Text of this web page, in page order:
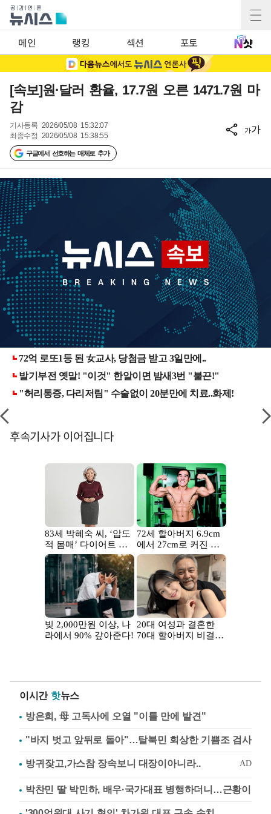
메인 랭킹 섹션 포토
[속보]원·달러 환율, 17.7원 오른 1471.7원 마
감
기사등록 2026/05/08 15:32:07
최종수정 2026/05/08 15:38:55
구글에서 선호하는 매체로 추가
가가
후속기사가 이어집니다
이시간 핫뉴스
방은희, 母 고독사에 오열 "이틀 만에 발견"
"바지 벗고 앞뒤로 돌아"…탈북민 회상한 기쁨조 검사
박찬민 딸 박민하, 배우·국가대표 병행하더니…근황이